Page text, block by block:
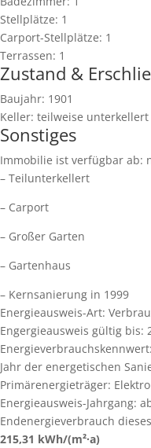
Stellplätze: 1
Carport-Stellplätze: 1
Terrassen: 1
Zustand &
Baujahr: 1901
Keller: teilweise unterkellert
Sonstiges
Immobilie ist verfügbar ab:
– Teilunterkellert
– Carport
– Großer Garten
– Gartenhaus
– Kernsanierung in 1999
Energieausweis-Art:
Engergieausweis gültig bis:
Energieverbrauchskennwert:
Jahr der energetischen
Primärenergieträger: Elektro
Energieausweis-Jahrgang:
Endenergieverbrauch
215,31 kWh/(m²·a)